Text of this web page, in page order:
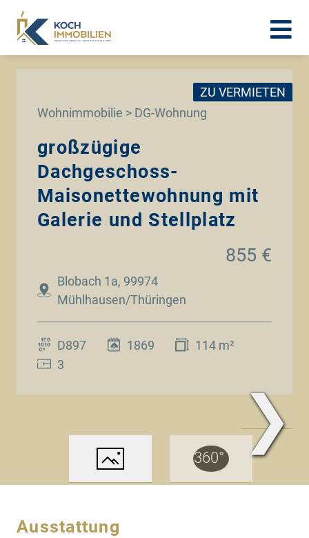
Wohnimmobilie > DG-Wohnung
ZU VERMIETEN
großzügige
Dachgeschoss-
Maisonettewohnung mit
Galerie und Stellplatz
Blobach 1a, 99974
Mühlhausen/Thüringen
855 €
D897 1869
114 m²
3
❯
Ausstattung